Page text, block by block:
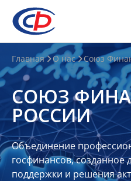
О
нас
О
СФР
Совет
Союза
Участники
Главная О нас Союз
СОЮЗ
РОССИИ
Объединение
госфинансов, созданное
поддержки и решения